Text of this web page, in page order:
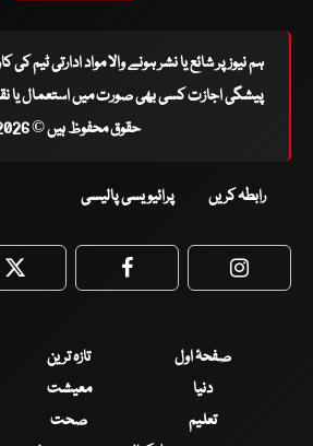
ہم نیوز پر شائع یا نشر ہونے والا مواد ادارتی ٹیم
پیشگی اجازت کسی بھی صورت میں استعمال یا
حقوق محفوظ ہیں © 2026
رابطہ کریں پرائیویسی پالیسی
Twitter Facebook
صفحۂ اول تازہ ترین
دنیا
معیشت
تعلیم
صحت